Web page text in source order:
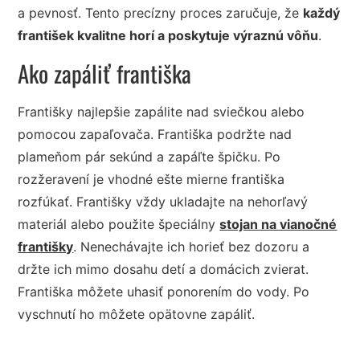
a pevnosť. Tento precízny proces zaručuje, že každý
františek kvalitne horí a poskytuje výraznú vôňu.
Ako zapáliť františka
Františky najlepšie zapálite nad sviečkou alebo
pomocou zapaľovača. Františka podržte nad
plameňom pár sekúnd a zapáľte špičku. Po
rozžeravení je vhodné ešte mierne františka
rozfúkať. Františky vždy ukladajte na nehorľavý
materiál alebo použite špeciálnystojan na vianočné
františky. Nenechávajte ich horieť bez dozoru a
držte ich mimo dosahu detí a domácich zvierat.
Františka môžete uhasiť ponorením do vody. Po
vyschnutí ho môžete opätovne zapáliť.